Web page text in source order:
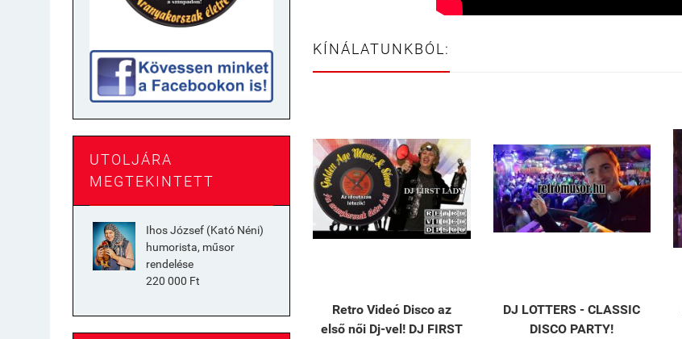
UTOLJÁRA
MEGTEKINTETT
Ihos József (Kató Néni)
humorista, műsor
rendelése
220 000 Ft
KÍNÁLATUNKBÓL:
Retro Videó Disco az
első női Dj-vel! DJ FIRST
DJ LOTTERS - CLASSIC
DISCO PARTY!